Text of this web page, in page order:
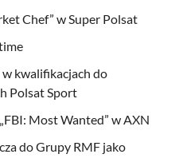
Chef” w Super Polsat
kwalifikacjach do
Polsat Sport
Most Wanted” w AXN
do Grupy RMF jako